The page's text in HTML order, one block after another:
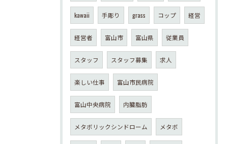
kawaii 手彫り grass コップ 経営
経営者 富山市 富山県 従業員
スタッフ スタッフ募集 求人
楽しい仕事 富山市民病院
富山中央病院 内臓脂肪
メタボリックシンドローム メタボ